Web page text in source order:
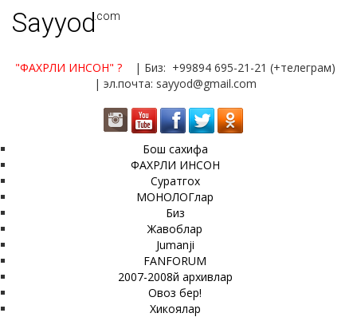
Sayyod.com
"ФАХРЛИ ИНСОН" ?
| Биз: +99894 695-21-21 (+телеграм)
| эл.почта: sayyod@gmail.com
Бош сахифа
ФАХРЛИ ИНСОН
Суратгох
МОНОЛОГлар
Биз
Жавоблар
Jumanji
FANFORUM
2007-2008й архивлар
Овоз бер!
Хикоялар